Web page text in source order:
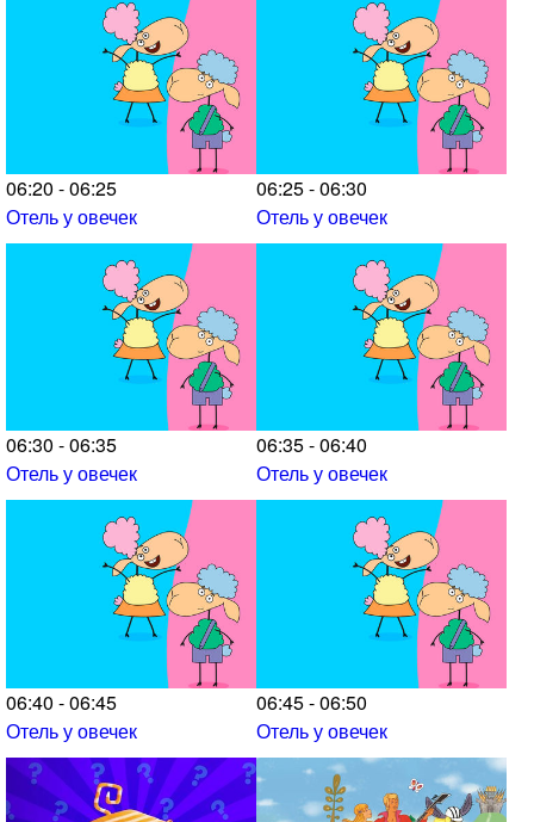
06:20 - 06:25
Отель у овечек
06:25 - 06:30
Отель у овечек
06:30 - 06:35
Отель у овечек
06:35 - 06:40
Отель у овечек
06:40 - 06:45
Отель у овечек
06:45 - 06:50
Отель у овечек